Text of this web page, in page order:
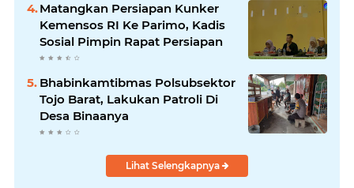
Matangkan Persiapan Kunker
Kemensos RI Ke Parimo, Kadis
Sosial Pimpin Rapat Persiapan
Bhabinkamtibmas Polsubsektor
Tojo Barat, Lakukan Patroli Di
Desa Binaanya
Lihat Selengkapnya